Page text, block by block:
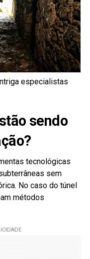
especialistas
sendo
tecnológicas
sem
No caso do túnel
métodos